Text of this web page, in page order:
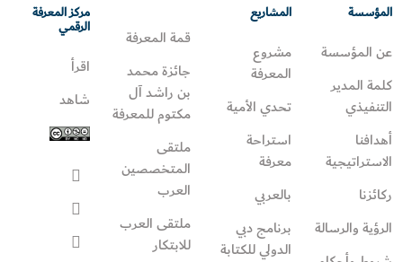
المؤسسة
عن المؤسسة
كلمة المدير
التنفيذي
أهدافنا
الاستراتيجية
ركائزنا
الرؤية والرسالة
المشاريع
مشروع
المعرفة
تحدي الأمية
استراحة
معرفة
بالعربي
برنامج دبي
الدولي للكتابة
قمة المعرفة
جائزة محمد
بن راشد آل
مكتوم للمعرفة
ملتقى
المتخصصين
العرب
ملتقى العرب
للابتكار
مركز المعرفة
الرقمي
اقرأ
شاهد